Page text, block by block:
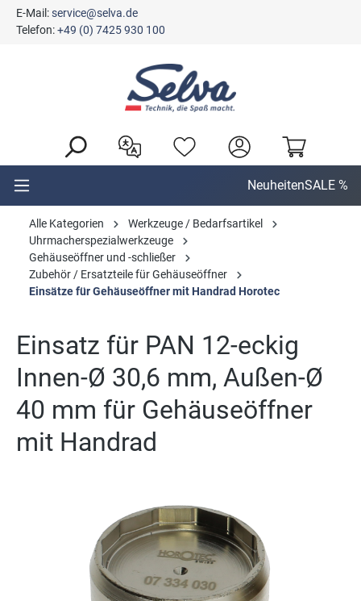
springen
E-Mail:service@selva.de
Telefon:+49 (0) 7425 930 100
NeuheitenSALE %
Alle Kategorien
Werkzeuge / Bedarfsartikel
Uhrmacherspezialwerkzeuge
Gehäuseöffner und -schließer
Zubehör / Ersatzteile für Gehäuseöffner
Einsätze für Gehäuseöffner mit Handrad Horotec
Einsatz für PAN 12-eckig
Innen-Ø 30,6 mm, Außen-Ø
40 mm für Gehäuseöffner
mit Handrad
Bildergalerie überspringen